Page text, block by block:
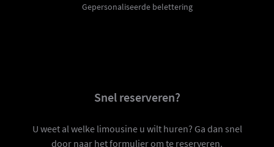
Gepersonaliseerde belettering
Snel reserveren?
U weet al welke limousine u wilt huren? Ga dan snel
door naar het formulier om te reserveren.